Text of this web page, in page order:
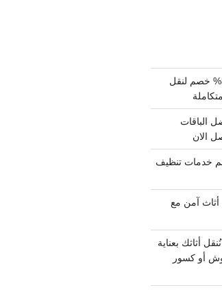
شركة نقل وتخزين عفش بالرياض بـ33% خصم لنقل
بالرياض2027 | أفضل الباقات
بالرياض بـ40%خصم خدمات تنظيف
بـ 15% نقل أثاث آمن مع
بـ33%خصم نُنقل أثاثك بعناية
أو كسور